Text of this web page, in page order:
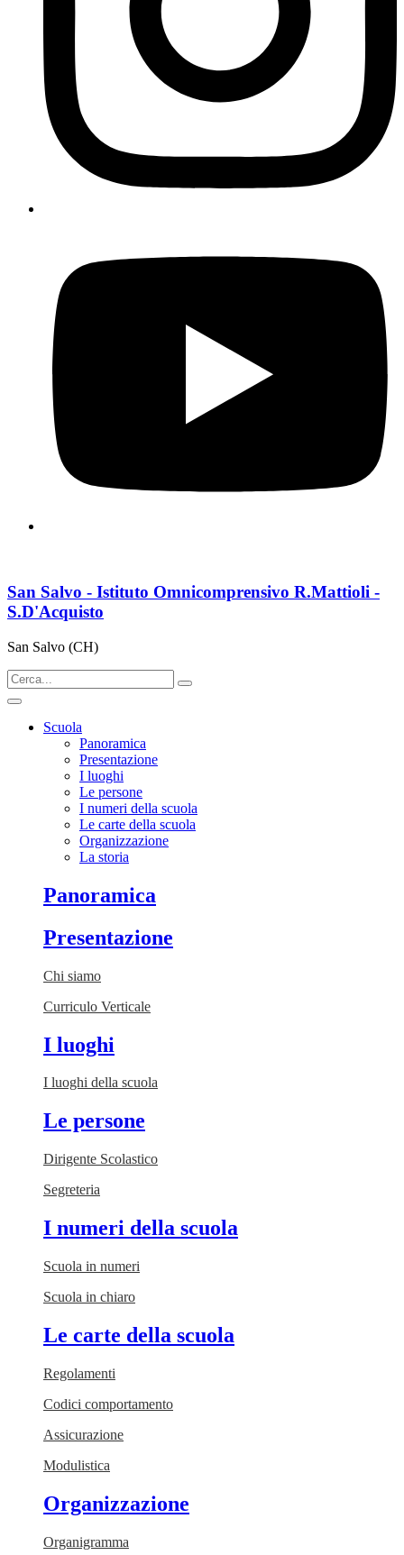
San Salvo - Istituto Omnicomprensivo R.Mattioli -
S.D'Acquisto
San Salvo (CH)
Scuola
Panoramica
Presentazione
I luoghi
Le persone
I numeri della scuola
Le carte della scuola
Organizzazione
La storia
Panoramica
Presentazione
Chi siamo
Curriculo Verticale
I luoghi
I luoghi della scuola
Le persone
Dirigente Scolastico
Segreteria
I numeri della scuola
Scuola in numeri
Scuola in chiaro
Le carte della scuola
Regolamenti
Codici comportamento
Assicurazione
Modulistica
Organizzazione
Organigramma